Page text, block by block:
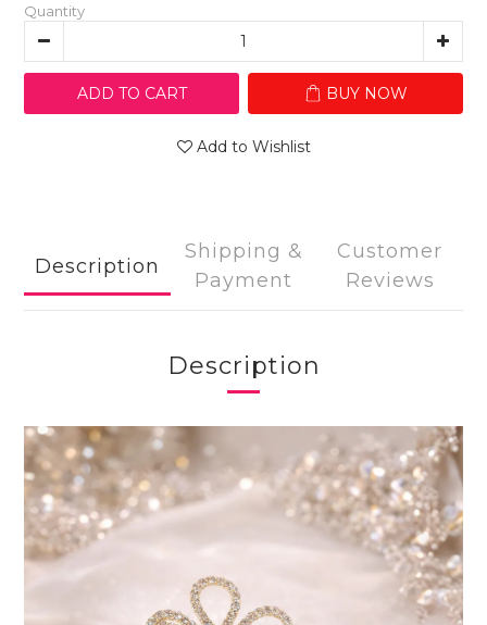
Quantity
ADD TO CART BUY NOW
Add to Wishlist
Description
Shipping &
Payment
Customer
Reviews
Description